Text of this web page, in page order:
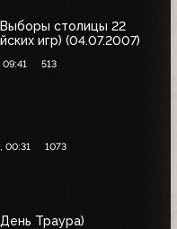
столицы 22
игр) (04.07.2007)
513
00:31 1073
Траура)